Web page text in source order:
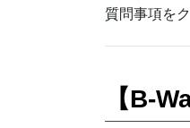
質問事項を
【B-